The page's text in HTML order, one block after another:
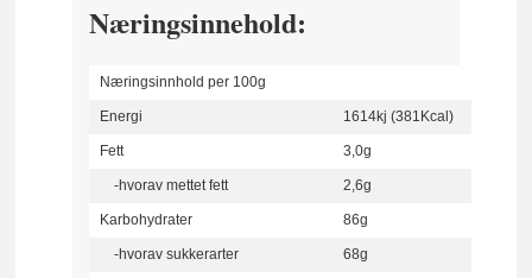
Næringsinnehold:
Næringsinnhold per 100g
Energi 1614kj (381Kcal)
Fett 3,0g
-hvorav mettet fett 2,6g
Karbohydrater 86g
-hvorav sukkerarter 68g